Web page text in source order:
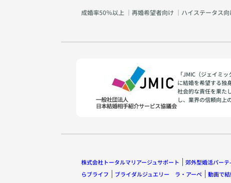
成婚率50％以上 ｜ 再婚希望者向け ｜ ハイステータス向
「JMIC（ジェイミ
に結婚を希望する独
社会的な責任を果た
し、業界の信頼向上
株式会社トータルマリアージュサポート 郊外型婚活パー
らブライフ
ブライダルジュエリー ラ・アーペ 動画で